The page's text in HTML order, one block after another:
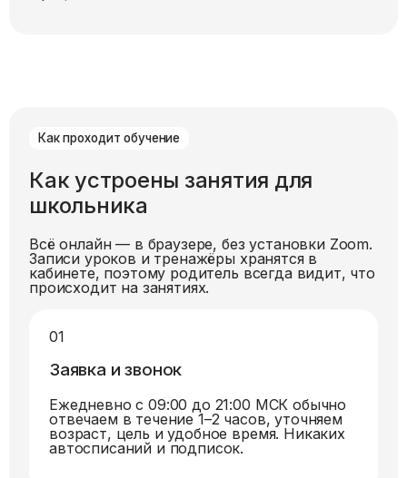
Как проходит обучение
Как устроены занятия для
школьника
Всё онлайн — в браузере, без установки Zoom.
Записи уроков и тренажёры хранятся в
кабинете, поэтому родитель всегда видит, что
происходит на занятиях.
01
Заявка и звонок
Ежедневно с 09:00 до 21:00 МСК обычно
отвечаем в течение 1–2 часов, уточняем
возраст, цель и удобное время. Никаких
автосписаний и подписок.